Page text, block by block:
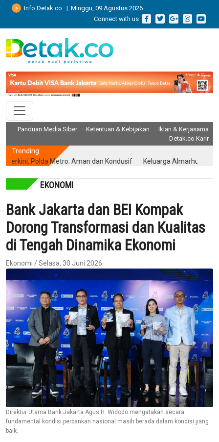
Info Detak.co | Minggu, 09 Agustus 2026
Connect with us
Panduan Media Siber Ketentuan & Kebijakan
Iklan & Kerjasama
Detak.co Karir
Trending
Polda Metro: Aman dan Kondusif Keluarga Almarhum Yurizal
EKONOMI
Bank Jakarta dan BEI Kompak
Dorong Transformasi dan Kualitas
di Tengah Dinamika Ekonomi
Ekonomi / Selasa, 30 Juni 2026
Direktur Utama Bank Jakarta Agus H. Widodo mengatakan secara
fundamental kondisi perbankan nasional masih berada dalam kondisi yang
baik.